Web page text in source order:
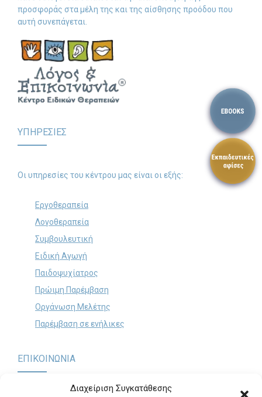
Διαχείριση Συγκατάθεσης
-- Ασκήσεις
-- Εκπαιδευτικές Αφίσες
-- Ebooks
-- Τεστ Ανίχνευσης
for:
SEARCH BUTTON
προσφοράς στα μέλη της και της αίσθησης προόδου που
αυτή συνεπάγεται.
ΥΠΗΡΕΣΙΕΣ
Οι υπηρεσίες του κέντρου μας είναι οι εξής:
Εργοθεραπεία
Λογοθεραπεία
Συμβουλευτική
Ειδική Αγωγή
Παιδοψυχίατρος
Πρώιμη Παρέμβαση
Οργάνωση Μελέτης
Παρέμβαση σε ενήλικες
ΕΠΙΚΟΙΝΩΝΙΑ